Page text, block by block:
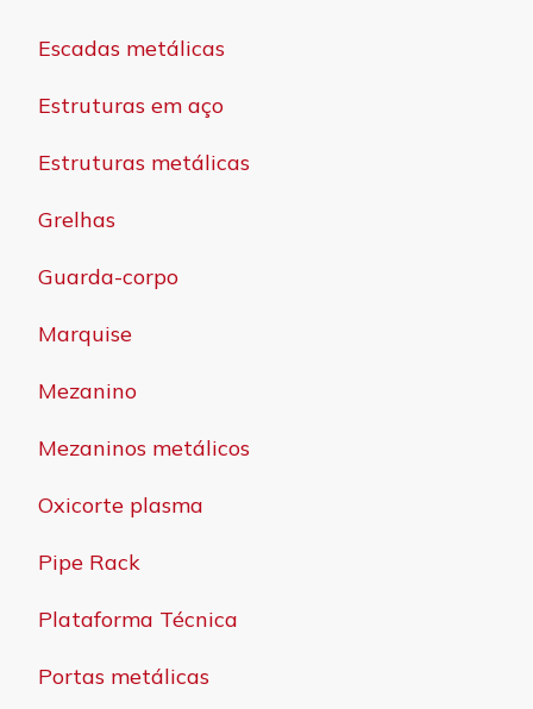
Escadas metálicas
Estruturas em aço
Estruturas metálicas
Grelhas
Guarda-corpo
Marquise
Mezanino
Mezaninos metálicos
Oxicorte plasma
Pipe Rack
Plataforma Técnica
Portas metálicas